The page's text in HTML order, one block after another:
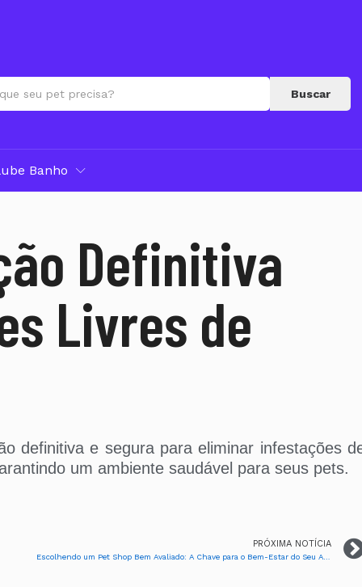
Buscar
Banho
Definitiva
Livres de
definitiva e segura para eliminar infestações
um ambiente saudável para seus pets.
PRÓXIMA NOTÍCIA
Escolhendo um Pet Shop Bem Avaliado: A Chave para o Bem-Estar do Seu Animal